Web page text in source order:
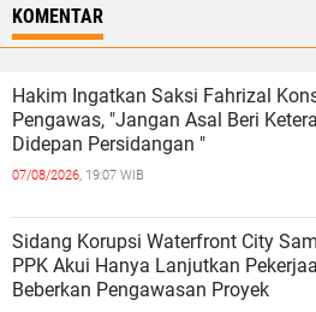
KOMENTAR
Hakim Ingatkan Saksi Fahrizal
Pengawas, "Jangan Asal Beri
Didepan Persidangan "
07/08/2026, 19:07 WIB
Sidang Korupsi Waterfront City
PPK Akui Hanya Lanjutkan
Beberkan Pengawasan Proyek